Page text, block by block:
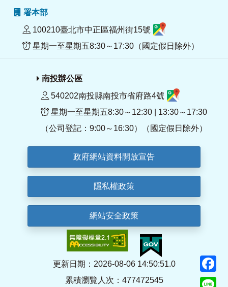
署本部
100210臺北市中正區福州街15號
星期一至星期五8:30～17:30（國定假日除外）
南投辦公區
540202南投縣南投市省府路4號
星期一至星期五8:30～12:30 | 13:30～17:30
（公司登記：9:00～16:30）（國定假日除外）
政府網站資料開放宣告
隱私權政策
網站安全政策
更新日期：2026-08-06 14:50:51.0
累積瀏覽人次：477472545